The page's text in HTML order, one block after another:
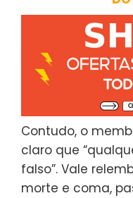
Contudo, o
claro que
falso”. Vale
morte e coma,